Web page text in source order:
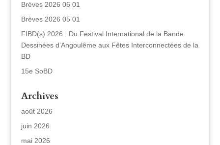
Brèves 2026 06 01
Brèves 2026 05 01
FIBD(s) 2026 : Du Festival International de la Bande
Dessinées d’Angoulême aux Fêtes Interconnectées de la
BD
15e SoBD
Archives
août 2026
juin 2026
mai 2026